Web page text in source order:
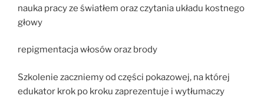
nauka pracy ze światłem oraz czytania układu kostnego
głowy
repigmentacja włosów oraz brody
Szkolenie zaczniemy od części pokazowej, na której
edukator krok po kroku zaprezentuje i wytłumaczy